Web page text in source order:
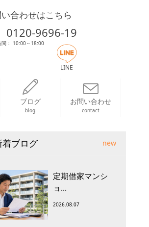
合わせはこちら
0120-9696-19
間： 10:00～18:00
LINE
ブログ
blog
お問い合わせ
contact
着ブログ new
定期借家マンシ
ョ...
2026.08.07